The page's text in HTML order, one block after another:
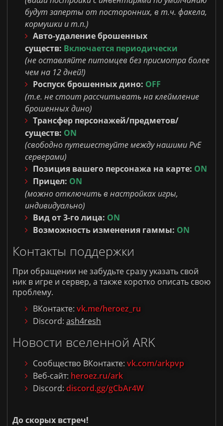
будут заперты от посторонних, в т.ч. факела,
кормушки и т.п.)
Авто-удаление брошенных
существ: Включается периодически
(не оставляйте питомцев без присмотра более
чем на 12 дней!)
Роспуск брошенных дино: OFF
(т.е. не стоит рассчитывать на клеймление
брошенных дино)
Трансфер персонажей/предметов/
существ: ON
(свободно путешествуйте между нашими PvE
серверами)
Позиция вашего персонажа на карте: ON
Прицел: ON
(можно отключить в настройках игры,
индивидуально)
Вид от 3-го лица: ON
Возможность изменения гаммы: ON
Контакты поддержки
При обращении не забудьте сразу указать свой
ник в игре и сервер, а также коротко описать свою
проблему.
ВКонтакте: vk.me/heroez_ru
Discord: ash4resh
Новости вселенной ARK
Сообщество ВКонтакте: vk.com/arkpvp
Веб-сайт: heroez.ru/ark
Discord: discord.gg/gCbAr4W
До скорых встреч!